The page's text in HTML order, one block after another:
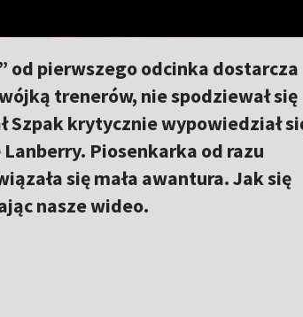
od pierwszego odcinka dostarcza
trenerów, nie spodziewał się
Szpak krytycznie wypowiedział
Piosenkarka od razu
się mała awantura. Jak się
nasze wideo.